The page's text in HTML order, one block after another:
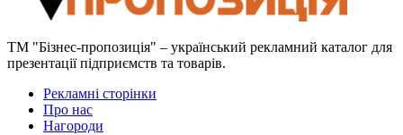
ТМ "Бізнес-пропозиція" – український рекламний каталог для
презентації підприємств та товарів.
Рекламні сторінки
Про нас
Нагороди